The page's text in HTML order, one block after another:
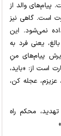
پیام‌های والد از
است. گاهی نیز
نمی‌شود. این
یعنی فرد به
پیام‌های منِ
است از: «باید،
عزیزم، عجله کن،
محکم راه